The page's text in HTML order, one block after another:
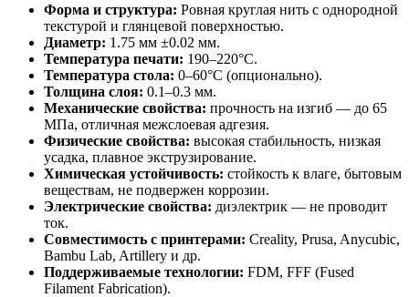
Форма и структура: Ровная круглая нить с однородной
текстурой и глянцевой поверхностью.
Диаметр: 1.75 мм ±0.02 мм.
Температура печати: 190–220°C.
Температура стола: 0–60°C (опционально).
Толщина слоя: 0.1–0.3 мм.
Механические свойства: прочность на изгиб — до 65
МПа, отличная межслоевая адгезия.
Физические свойства: высокая стабильность, низкая
усадка, плавное экструзирование.
Химическая устойчивость: стойкость к влаге, бытовым
веществам, не подвержен коррозии.
Электрические свойства: диэлектрик — не проводит
ток.
Совместимость с принтерами: Creality, Prusa, Anycubic,
Bambu Lab, Artillery и др.
Поддерживаемые технологии: FDM, FFF (Fused
Filament Fabrication).